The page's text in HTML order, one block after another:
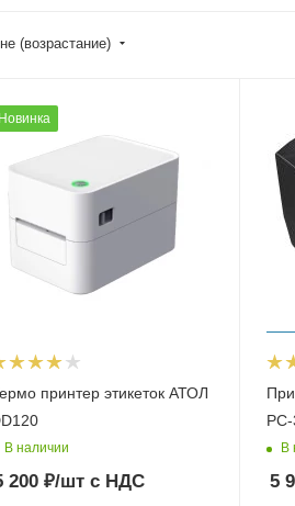
(возрастание)
Новинка
принтер этикеток АТОЛ
В наличии
200 ₽/шт с НДС
В
5